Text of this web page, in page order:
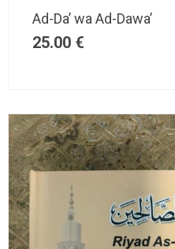
Ad-Da’ wa Ad-Dawa’
25.00 €